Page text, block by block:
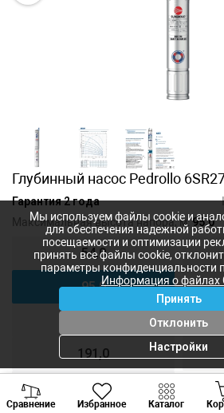
Глубинный насос Pedrollo
Гарантия 2 года
Максимальная высота напора, м:95,0
54,0
95,0
191,0
272,0
Сравнение Избранное Каталог
Мы используем файлы cookie и
для обеспечения надежной
посещаемости и оптимизации
принять все файлы cookie,
параметры конфиденциальности
Информация о файлах
Принять
Отклонить
Настройки